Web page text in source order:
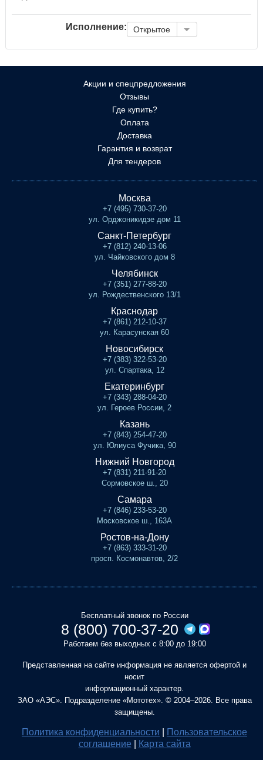
Исполнение: Открытое
Акции и спецпредложения
Отзывы
Где купить?
Оплата
Доставка
Гарантия и возврат
Для тендеров
Москва
+7 (495) 730-37-20
ул. Орджоникидзе дом 11
Санкт-Петербург
+7 (812) 240-13-06
ул. Чайковского дом 8
Челябинск
+7 (351) 277-88-20
ул. Рождественского 13/1
Краснодар
+7 (861) 212-10-37
ул. Карасунская 60
Новосибирск
+7 (383) 322-53-20
ул. Спартака, 12
Екатеринбург
+7 (343) 288-04-20
ул. Героев России, 2
Казань
+7 (843) 254-47-20
ул. Юлиуса Фучика, 90
Нижний Новгород
+7 (831) 211-91-20
Сормовское ш., 20
Самара
+7 (846) 233-53-20
Московское ш., 163А
Ростов-на-Дону
+7 (863) 333-31-20
просп. Космонавтов, 2/2
Бесплатный звонок по России
8 (800) 700-37-20
Работаем без выходных с 8:00 до 19:00
Представленная на сайте информация не является офертой и
носит
информационный характер.
ЗАО «АЭС». Подразделение «Мототех». © 2004–2026. Все права
защищены.
Политика конфиденциальности
Пользовательское
соглашение
Карта сайта